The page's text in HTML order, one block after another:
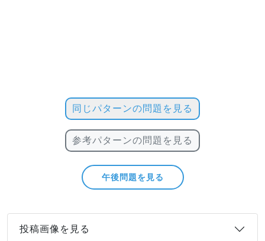
同じパターンの問題を見る
参考パターンの問題を見る
午後問題を見る
投稿画像を見る